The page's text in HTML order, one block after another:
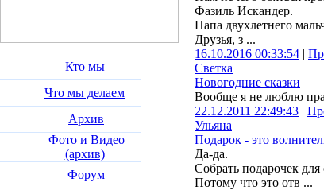
Кто мы
Что мы делаем
Архив
Фото и Видео
(архив)
Форум
Фазиль Искандер.
Папа двухлетнего
Друзья, з ...
16.10.2016 00:33:54 |
Светка
Новогодние сказки
Вообще я не люблю
22.12.2011 22:49:43 |
Ульяна
Подарок - это
Да-да.
Собрать подарочек
Потому что это отв ...